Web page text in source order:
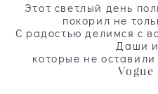
Этот светлый день
покорил не
С радостью делимся с
Даши
которые не
Vogue